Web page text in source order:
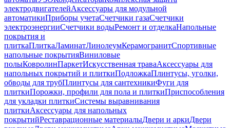
электродвигателейАксессуары для модульной
автоматикиПриборы учетаСчетчики газаСчетчики
электроэнергииСчетчики водыРемонт и отделкаНапольные
покрытия и
плиткаПлиткаЛаминатЛинолеумКерамогранитСпортивные
напольные покрытияВиниловые
полыКовролинПаркетИскусственная траваАксессуары для
напольных покрытий и плиткиПодложкаПлинтусы, уголки,
обводы для трубПлинтусы для сантехникиФуги для
плиткиПорожки, профили для пола и плиткиПриспособления
для укладки плиткиСистемы выравнивания
плиткиАксессуары для напольных
покрытийРеставрационные материалыДвери и аркиДвери